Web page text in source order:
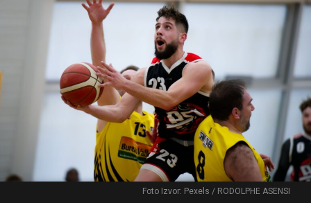
Foto Izvor: Pexels / RODOLPHE ASENSI